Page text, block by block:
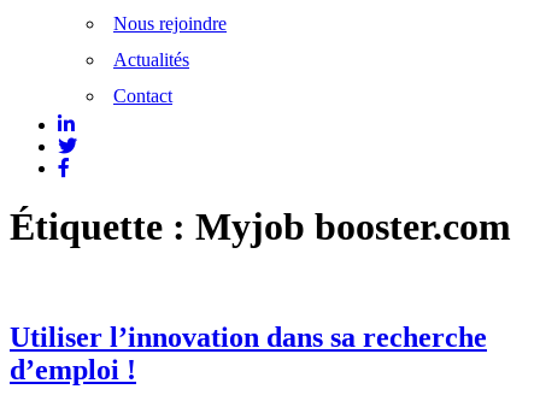
Nous rejoindre
Actualités
Contact
Étiquette : Myjob booster.com
Utiliser l’innovation dans sa recherche
d’emploi !